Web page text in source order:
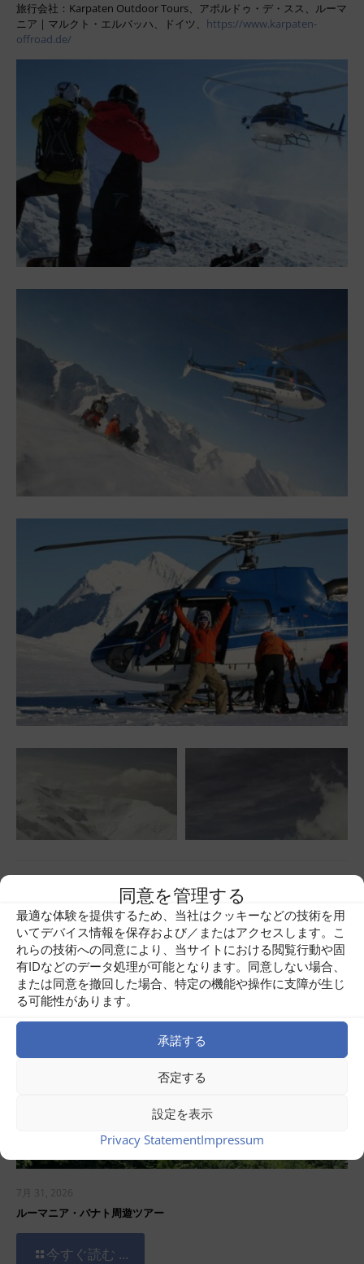
同意を管理する
最適な体験を提供するため、当社はクッキーなどの技術を用
いてデバイス情報を保存および／またはアクセスします。こ
れらの技術への同意により、当サイトにおける閲覧行動や固
有IDなどのデータ処理が可能となります。同意しない場合、
または同意を撤回した場合、特定の機能や操作に支障が生じ
る可能性があります。
承諾する
否定する
設定を表示
Privacy StatementImpressum
旅行会社：Karpaten Outdoor Tours、アポルドゥ・デ・スス、ルーマ
ニア | マルクト・エルバッハ、ドイツ、 https://www.karpaten-
offroad.de/
Related posts
7月 31, 2026
ルーマニア・バナト周遊ツアー
今すぐ読む ...